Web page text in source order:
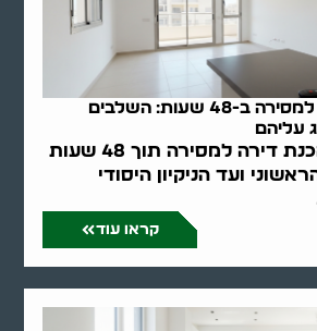
הכינו דירה מוכנה למסירה ב-48 שעות: השלבים
עליהם
מדריך מקיף להכנת דירה למסירה תוך 48 שעות
ועד הניקיון היסודי
קראו עוד